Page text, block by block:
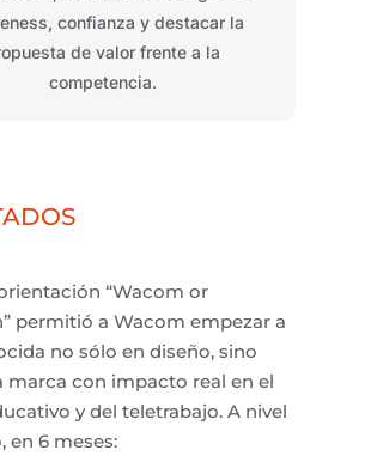
, confianza y destacar la
de valor frente a la
competencia.
“Wacom or
” permitió a Wacom empezar a
no sólo en diseño, sino
marca con impacto real en el
y del teletrabajo. A nivel
en 6 meses: